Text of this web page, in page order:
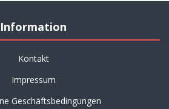
Information
Kontakt
Impressum
Geschäftsbedingungen